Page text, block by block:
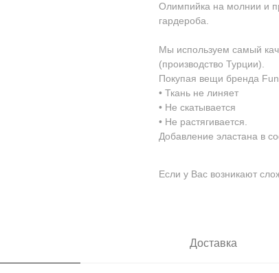
Олимпийка на молнии и
гардероба.
Мы используем самый
(производство Турции).
Покупая вещи бренда
• Ткань не линяет
• Не скатывается
• Не растягивается.
Добавление эластана в
Если у Вас возникают
Доставка